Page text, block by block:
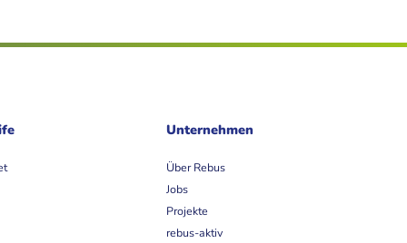
Unternehmen
Über Rebus
Jobs
Projekte
rebus-aktiv